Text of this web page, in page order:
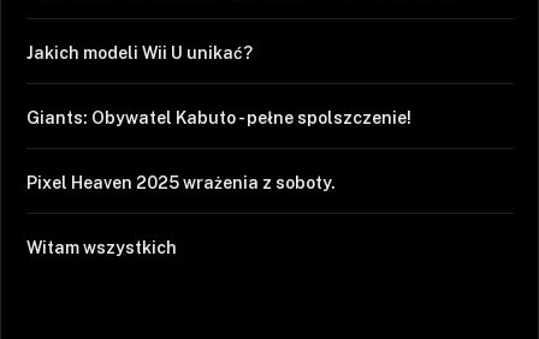
Jakich modeli Wii U unikać?
Giants: Obywatel Kabuto - pełne spolszczenie!
Pixel Heaven 2025 wrażenia z soboty.
Witam wszystkich